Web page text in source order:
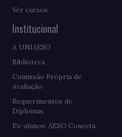
Ver cursos
Institucional
A UNIAESO
Biblioteca
Comissão Própria de
Avaliação
Requerimentos de
Diplomas
Ex-alunos: AESO Conecta